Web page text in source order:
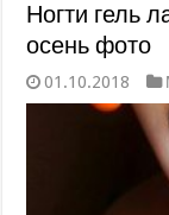
Ногти гель
осень фото
01.10.2018